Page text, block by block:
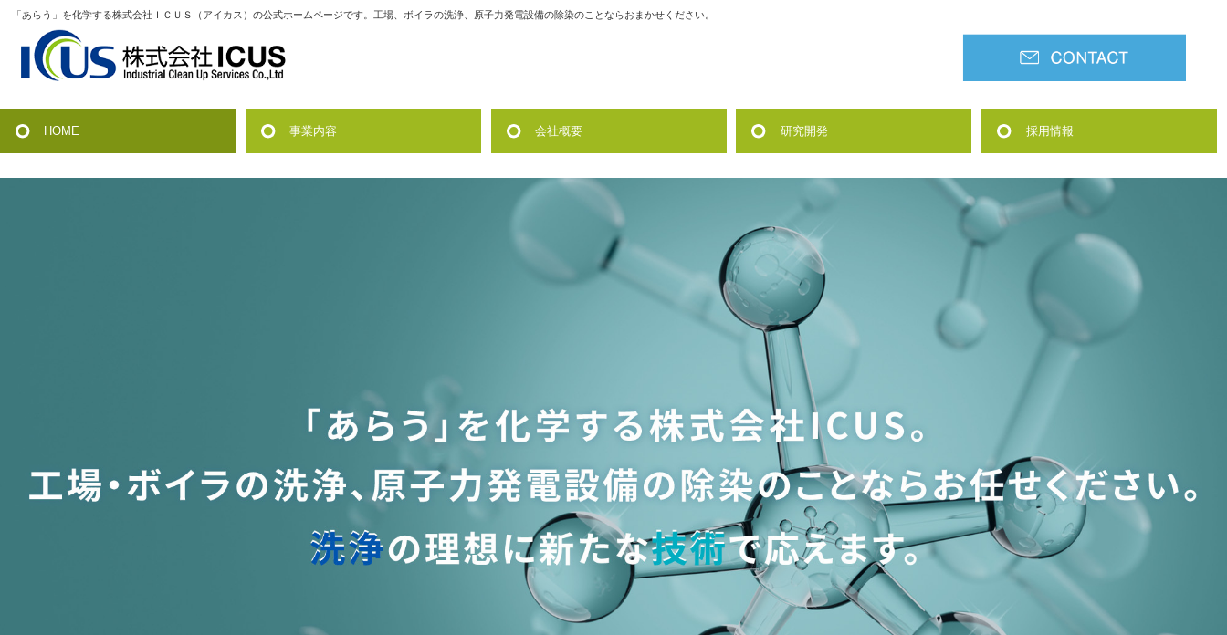
「あらう」を化学する株式会社ＩＣＵＳ（アイカス）の公式ホームページです。工場、ボイラの洗浄、原子力発電設備の除染のことならおまかせください。
HOME 事業内容
火力発電・一般産業設備の洗浄
原子力関連の除染
原子力関連の各種装置製作
その他の洗浄技術
各種販売・リース
会社概要
会社方針
研究開発
公的研究費の運営管理責任体制
各種洗浄剤の開発
採用情報
募集要項|中途(設計技術者)
募集要項|中途(工事技術者)
募集要項|中途(化学技術者)
募集要項|中途(営業/本社)
募集要項|中途(営業/福島)
募集要項|新卒